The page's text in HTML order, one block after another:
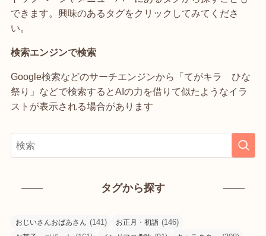
できます。興味のあるタグをクリックしてみてくださ
い。
検索エンジンで検索
Google検索などのサーチエンジンから「てがキラ ひな
祭り」などで検索するとAIの力を借りて似たようなイラ
ストが表示される場合があります
タグから探す
おじいさんおばあさん (141) お正月・初詣 (146)